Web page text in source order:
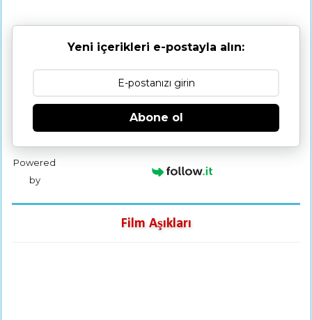
Yeni içerikleri e-postayla alın:
Abone ol
Powered
by
Film Aşıkları